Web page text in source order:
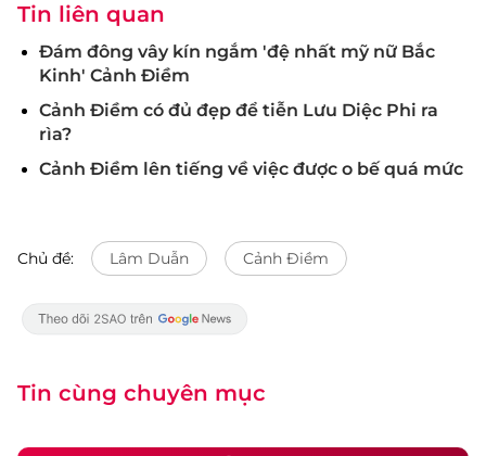
Tin liên quan
Đám đông vây kín ngắm 'đệ nhất mỹ nữ Bắc
Kinh' Cảnh Điềm
Cảnh Điềm có đủ đẹp để tiễn Lưu Diệc Phi ra
rìa?
Cảnh Điềm lên tiếng về việc được o bế quá mức
Chủ đề: Lâm Duẫn Cảnh Điềm
Tin cùng chuyên mục